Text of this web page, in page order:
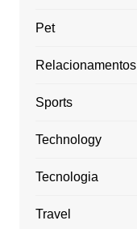
Pet
Relacionamentos
Sports
Technology
Tecnologia
Travel